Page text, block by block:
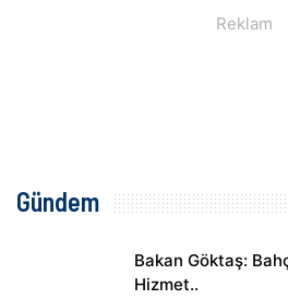
Gündem
Bakan Göktaş:
Hizmet..